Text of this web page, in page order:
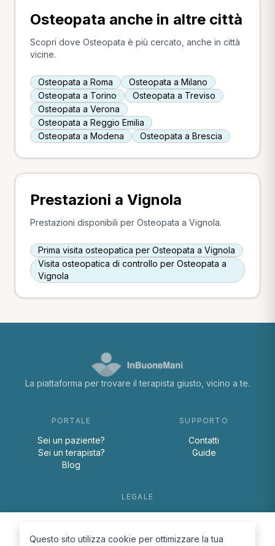
Osteopata anche in altre città
Scopri dove Osteopata è più cercato, anche in città
vicine.
Osteopata a Roma
Osteopata a Milano
Osteopata a Torino
Osteopata a Treviso
Osteopata a Verona
Osteopata a Reggio Emilia
Osteopata a Modena
Osteopata a Brescia
Prestazioni a Vignola
Prestazioni disponibili per Osteopata a Vignola.
Prima visita osteopatica per Osteopata a Vignola
Visita osteopatica di controllo per Osteopata a
Vignola
La piattaforma per trovare il terapista giusto, vicino a te.
PORTALE
Sei un paziente?
Sei un terapista?
Blog
SUPPORTO
Contatti
Guide
LEGALE
Cookie Policy
Questo sito utilizza cookie per ottimizzare la tua